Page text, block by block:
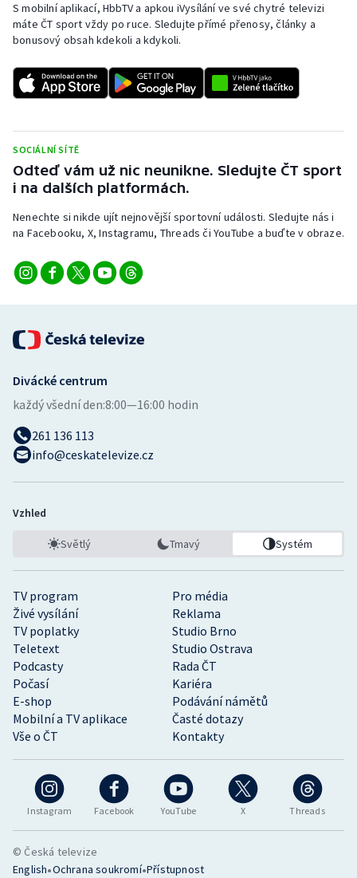
Rychlobruslení
Short track
Sportovní střelba
Stolní tenis
Triatlon
Vodní slalom
Volejbal
S mobilní aplikací, HbbTV a apkou iVysílání ve své chytré televizi
máte ČT sport vždy po ruce. Sledujte přímé přenosy, články a
bonusový obsah kdekoli a kdykoli.
SOCIÁLNÍ SÍTĚ
Odteď vám už nic neunikne. Sledujte ČT sport
i na dalších platformách.
Nenechte si nikde ujít nejnovější sportovní události. Sledujte nás i
na Facebooku, X, Instagramu, Threads či YouTube a buďte v obraze.
Instagram Facebook YouTube X Threads
TV program
Pro média
Živé vysílání
Reklama
TV poplatky
Studio Brno
Teletext
Studio Ostrava
Podcasty
Rada ČT
Počasí
Kariéra
E-shop
Podávání námětů
Mobilní a TV aplikace
Časté dotazy
Vše o ČT
Kontakty
Divácké centrum
každý všední den:8:00—16:00 hodin
261 136 113
info@ceskatelevize.cz
Vzhled
Světlý Tmavý Systém
© Česká televize
English•Ochrana soukromí•Přístupnost